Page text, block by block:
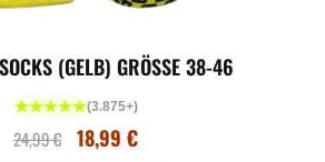
(GELB) GRÖSSE 38-46
★★★★★(3.875+)
24,99€ 18,99 €